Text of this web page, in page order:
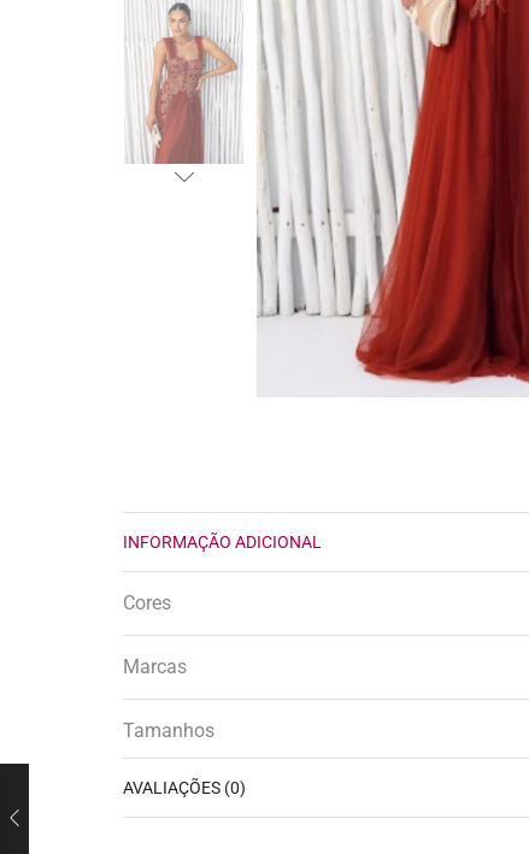
INFORMAÇÃO ADICIONAL
Cores
Marcas
Tamanhos
AVALIAÇÕES (0)